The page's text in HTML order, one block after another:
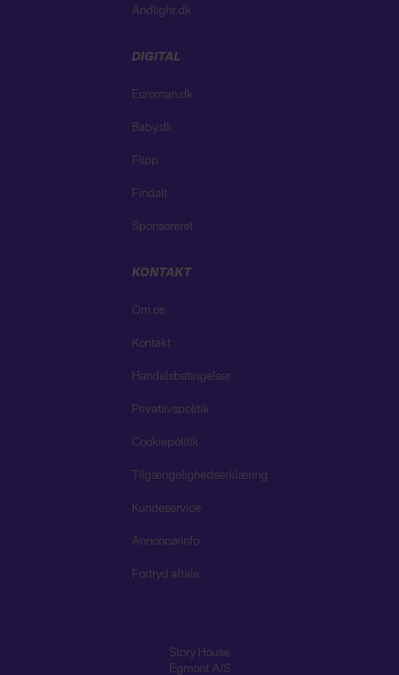
Andlight.dk
DIGITAL
Euroman.dk
Baby.dk
Flipp
Findalt
Sponsoreret
KONTAKT
Om os
Kontakt
Handelsbetingelser
Privatlivspolitik
Cookiepolitik
Tilgængelighedserklæring
Kundeservice
Annoncørinfo
Fortryd aftale
Story House
Egmont A/S